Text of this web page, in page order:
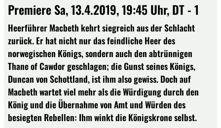
Premiere Sa, 13.4.2019, 19:45 Uhr, DT - 1
Heerführer Macbeth kehrt siegreich aus der Schlacht
zurück. Er hat nicht nur das feindliche Heer des
norwegischen Königs, sondern auch den abtrünnigen
Thane of Cawdor geschlagen; die Gunst seines Königs,
Duncan von Schottland, ist ihm also gewiss. Doch auf
Macbeth wartet viel mehr als die Würdigung durch den
König und die Übernahme von Amt und Würden des
besiegten Rebellen: Ihm winkt die Königskrone selbst.